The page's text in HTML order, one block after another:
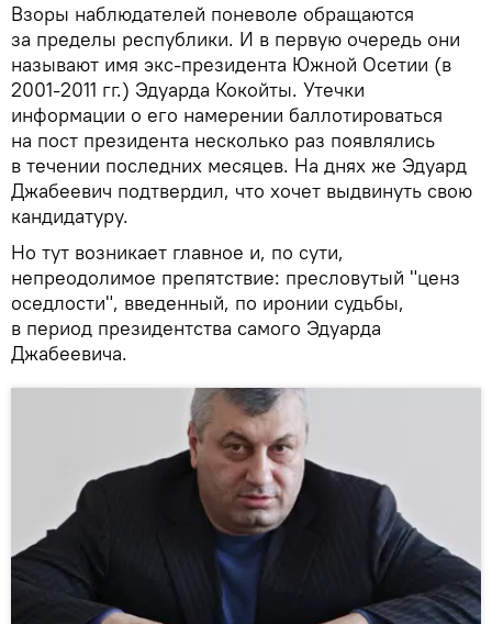
Взоры наблюдателей поневоле обращаются
за пределы республики. И в первую очередь они
называют имя экс-президента Южной Осетии (в
2001-2011 гг.) Эдуарда Кокойты. Утечки
информации о его намерении баллотироваться
на пост президента несколько раз появлялись
в течении последних месяцев. На днях же Эдуард
Джабеевич подтвердил, что хочет выдвинуть свою
кандидатуру.
Но тут возникает главное и, по сути,
непреодолимое препятствие: пресловутый "ценз
оседлости", введенный, по иронии судьбы,
в период президентства самого Эдуарда
Джабеевича.